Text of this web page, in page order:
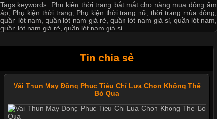
Tags keywords: Phụ kiện thời trang bắt mắt cho nàng mua đông ấm
áp
Phụ kiện thời trang Phụ kiện thời trang nữ ,thời trang mùa đông
quần lót nam
quần lót nam giá rẻ quần lót nam giá sỉ quần lót nam
quần lót nam giá rẻ quần lót nam giá sỉ
Tin chia sẻ
Vải Thun May Đồng Phục Tiêu Chí Lựa Chọn Không Thể
Bỏ Qua